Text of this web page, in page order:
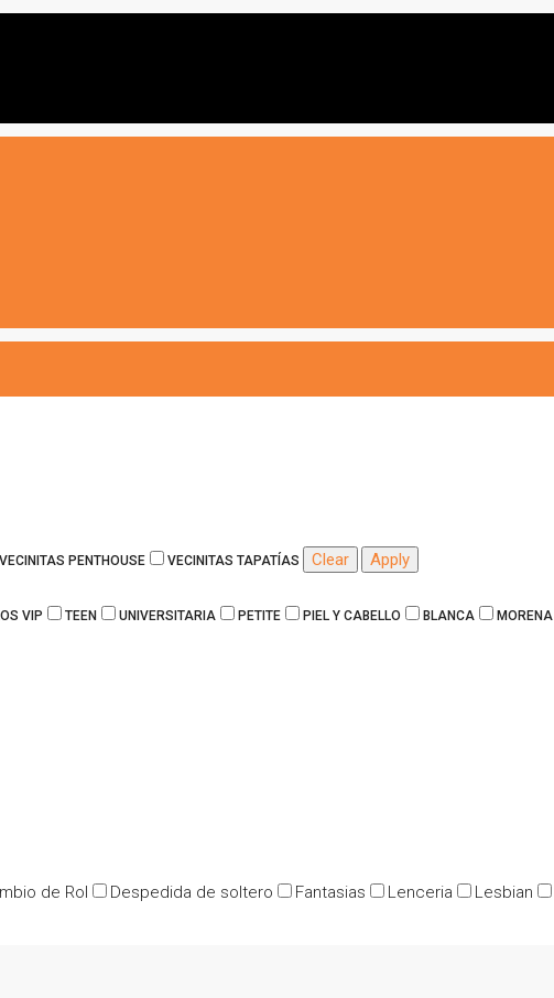
VECINITAS PENTHOUSE VECINITAS TAPATÍAS Clear
Apply
VIP TEEN UNIVERSITARIA PETITE PIEL Y CABELLO BLANCA MORENA
de Rol Despedida de soltero Fantasias Lenceria Lesbian